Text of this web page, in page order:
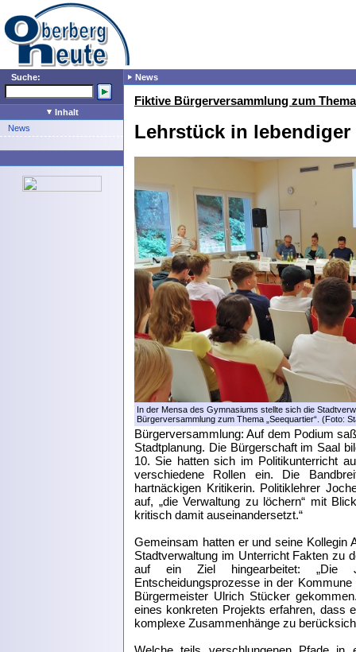
Suche:
Inhalt
News
News
Fiktive Bürgerversammlung zum
Lehrstück in lebendiger
In der Mensa des Gymnasiums stellte sich die
Bürgerversammlung zum Thema „Seequartier“. (Foto:
Bürgerversammlung: Auf dem Podium
Stadtplanung. Die Bürgerschaft im Saal
10. Sie hatten sich im Politikunterricht
verschiedene Rollen ein. Die
hartnäckigen Kritikerin. Politiklehrer
auf, „die Verwaltung zu löchern“ mit
kritisch damit auseinandersetzt.“
Gemeinsam hatten er und seine Kollegin
Stadtverwaltung im Unterricht Fakten zu
auf ein Ziel hingearbeitet: „Die
Entscheidungsprozesse in der
Bürgermeister Ulrich Stücker
eines konkreten Projekts erfahren, dass
komplexe Zusammenhänge zu